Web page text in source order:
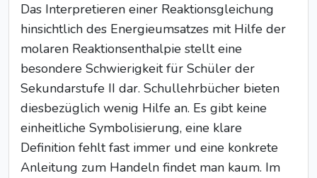
Das Interpretieren einer Reaktionsgleichung
hinsichtlich des Energieumsatzes mit Hilfe der
molaren Reaktionsenthalpie stellt eine
besondere Schwierigkeit für Schüler der
Sekundarstufe II dar. Schullehrbücher bieten
diesbezüglich wenig Hilfe an. Es gibt keine
einheitliche Symbolisierung, eine klare
Definition fehlt fast immer und eine konkrete
Anleitung zum Handeln findet man kaum. Im